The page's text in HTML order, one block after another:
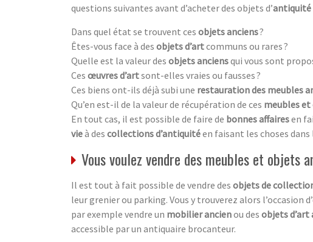
questions suivantes avant d’acheter des objets d’antiquité
Dans quel état se trouvent ces objets anciens?
Êtes-vous face à des objets d’artcommuns ou rares ?
Quelle est la valeur des objets anciensqui vous sont
Ces œuvres d’artsont-elles vraies ou fausses ?
Ces biens ont-ils déjà subi une restauration des meubles
Qu’en est-il de la valeur de récupération de ces meubles
En tout cas, il est possible de faire de bonnes affairesen
vieà des collections d’antiquitéen faisant les choses dans
Vous voulez vendre des meubles et objets
Il est tout à fait possible de vendre des objets de
leur grenier ou parking. Vous y trouverez alors l’occasion
par exemple vendre un mobilier ancienou des objets d’art
accessible par un antiquaire brocanteur.